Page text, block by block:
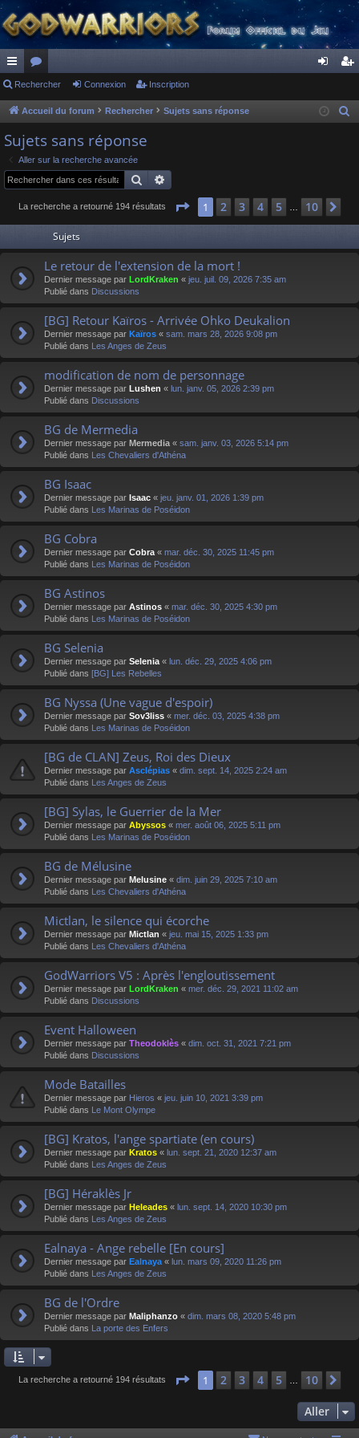
ac
co
ur
ci
s
or
u
s
ne cri
Rechercher Connexion Inscription
Accueil du forum Rechercher Sujets sans réponse
e
Sujets sans réponse
Aller sur la recherche avancée
Rechercher
La recherche a retourné 194 résultats Page 1sur 10
1 2 3 4 5 10
Sujets
Le retour de l'extension de la mort !
Dernier message par LordKraken « jeu. juil. 09, 2026 7:35 am
Publié dans Discussions
[BG] Retour Kaïros - Arrivée Ohko Deukalion
Dernier message par Kaïros « sam. mars 28, 2026 9:08 pm
Publié dans Les Anges de Zeus
modification de nom de personnage
Dernier message par Lushen « lun. janv. 05, 2026 2:39 pm
Publié dans Discussions
BG de Mermedia
Dernier message par Mermedia « sam. janv. 03, 2026 5:14 pm
Publié dans Les Chevaliers d'Athéna
BG Isaac
Dernier message par Isaac « jeu. janv. 01, 2026 1:39 pm
Publié dans Les Marinas de Poséidon
BG Cobra
Dernier message par Cobra « mar. déc. 30, 2025 11:45 pm
Publié dans Les Marinas de Poséidon
BG Astinos
Dernier message par Astinos « mar. déc. 30, 2025 4:30 pm
Publié dans Les Marinas de Poséidon
BG Selenia
Dernier message par Selenia « lun. déc. 29, 2025 4:06 pm
Publié dans [BG] Les Rebelles
BG Nyssa (Une vague d'espoir)
Dernier message par Sov3liss « mer. déc. 03, 2025 4:38 pm
Publié dans Les Marinas de Poséidon
[BG de CLAN] Zeus, Roi des Dieux
Dernier message par Asclépias « dim. sept. 14, 2025 2:24 am
Publié dans Les Anges de Zeus
[BG] Sylas, le Guerrier de la Mer
Dernier message par Abyssos « mer. août 06, 2025 5:11 pm
Publié dans Les Marinas de Poséidon
BG de Mélusine
Dernier message par Melusine « dim. juin 29, 2025 7:10 am
Publié dans Les Chevaliers d'Athéna
Mictlan, le silence qui écorche
Dernier message par Mictlan « jeu. mai 15, 2025 1:33 pm
Publié dans Les Chevaliers d'Athéna
GodWarriors V5 : Après l'engloutissement
Dernier message par LordKraken « mer. déc. 29, 2021 11:02 am
Publié dans Discussions
Event Halloween
Dernier message par Theodoklès « dim. oct. 31, 2021 7:21 pm
Publié dans Discussions
Mode Batailles
Dernier message par Hieros « jeu. juin 10, 2021 3:39 pm
Publié dans Le Mont Olympe
[BG] Kratos, l'ange spartiate (en cours)
Dernier message par Kratos « lun. sept. 21, 2020 12:37 am
Publié dans Les Anges de Zeus
[BG] Héraklès Jr
Dernier message par Heleades « lun. sept. 14, 2020 10:30 pm
Publié dans Les Anges de Zeus
Ealnaya - Ange rebelle [En cours]
Dernier message par Ealnaya « lun. mars 09, 2020 11:26 pm
Publié dans Les Anges de Zeus
BG de l'Ordre
Dernier message par Maliphanzo « dim. mars 08, 2020 5:48 pm
Publié dans La porte des Enfers
La recherche a retourné 194 résultats Page 1sur 10
1 2 3 4 5 10
Aller